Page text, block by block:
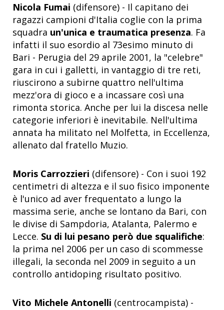
Nicola Fumai (difensore) - Il capitano dei
ragazzi campioni d'Italia coglie con la prima
squadra un'unica e traumatica presenza. Fa
infatti il suo esordio al 73esimo minuto di
Bari - Perugia del 29 aprile 2001, la "celebre"
gara in cui i galletti, in vantaggio di tre reti,
riuscirono a subirne quattro nell'ultima
mezz'ora di gioco e a incassare così una
rimonta storica. Anche per lui la discesa nelle
categorie inferiori è inevitabile. Nell'ultima
annata ha militato nel Molfetta, in Eccellenza,
allenato dal fratello Muzio.
Moris Carrozzieri (difensore) - Con i suoi 192
centimetri di altezza e il suo fisico imponente
è l'unico ad aver frequentato a lungo la
massima serie, anche se lontano da Bari, con
le divise di Sampdoria, Atalanta, Palermo e
Lecce. Su di lui pesano però due squalifiche:
la prima nel 2006 per un caso di scommesse
illegali, la seconda nel 2009 in seguito a un
controllo antidoping risultato positivo.
Vito Michele Antonelli (centrocampista) -